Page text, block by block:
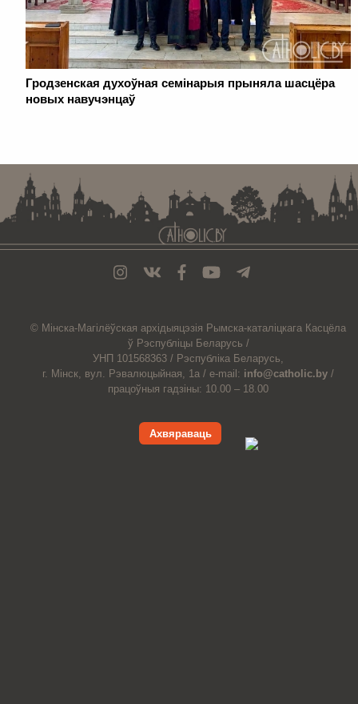
Гродзенская духоўная семінарыя прыняла шасцёра
новых навучэнцаў
© Мiнска-Магiлёўская архiдыяцэзiя Рымска-каталіцкага Касцёла
ў Рэспубліцы Беларусь /
УНП 101568363 / Рэспубліка Беларусь,
г. Мінск, вул. Рэвалюцыйная, 1а / e-mail: info@catholic.by /
працоўныя гадзіны: 10.00 – 18.00
Ахвяраваць